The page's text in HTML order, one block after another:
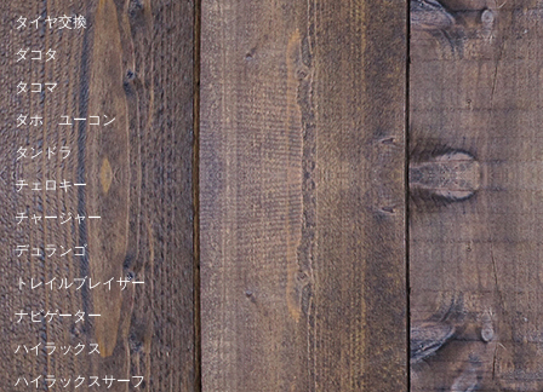
タイヤ交換
ダコタ
タコマ
タホ ユーコン
タンドラ
チェロキー
チャージャー
デュランゴ
トレイルブレイザー
ナビゲーター
ハイラックス
ハイラックスサーフ